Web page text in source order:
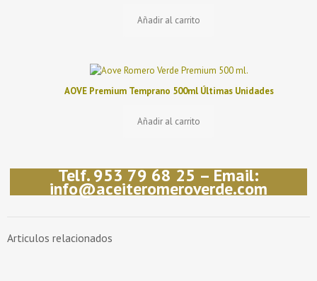
Añadir al carrito
AOVE Premium Temprano 500ml Últimas Unidades
Añadir al carrito
Telf. 953 79 68 25 – Email:
info@aceiteromeroverde.com
Articulos relacionados